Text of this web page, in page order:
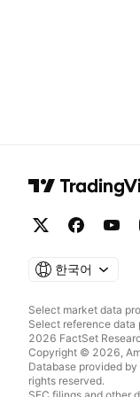
한국어
Select market data
Select reference
2026 FactSet
Copyright © 2026,
Database provided
rights reserved.